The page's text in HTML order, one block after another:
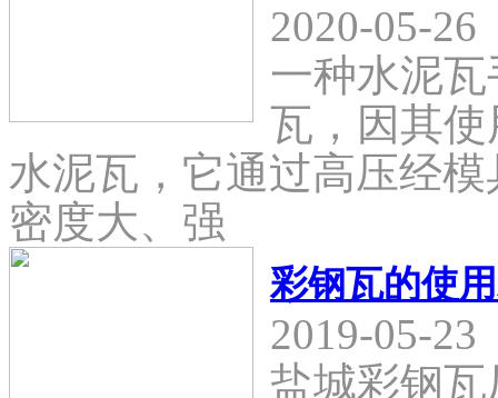
2020-05-26
一种水泥
瓦，因其
水泥瓦，它通过高压经
密度大、强
彩钢瓦的使
2019-05-23
盐城彩钢